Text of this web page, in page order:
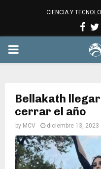
CIENCIA Y
PRIMARY
Bellakath
cerrar el año
by MCV diciembre 13, 2023